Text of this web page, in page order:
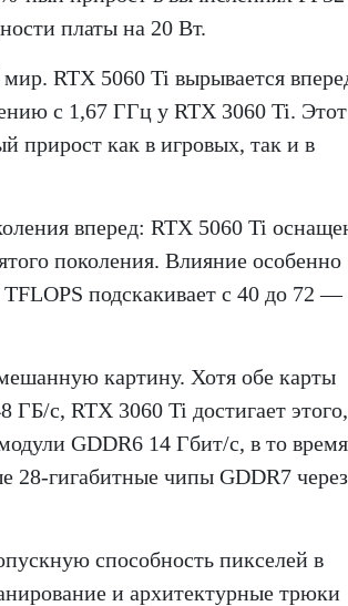
платы на 20 Вт.
RTX 5060 Ti вырывается
с 1,67 ГГц у RTX 3060 Ti. Этот
прирост как в игровых, так и в
вперед: RTX 5060 Ti
поколения. Влияние особенно
TFLOPS подскакивает с 40 до 72 —
картину. Хотя обе карты
ГБ/с, RTX 3060 Ti достигает этого,
GDDR6 14 Гбит/с, в то
28-гигабитные чипы GDDR7
способность пикселей в
и архитектурные трюки